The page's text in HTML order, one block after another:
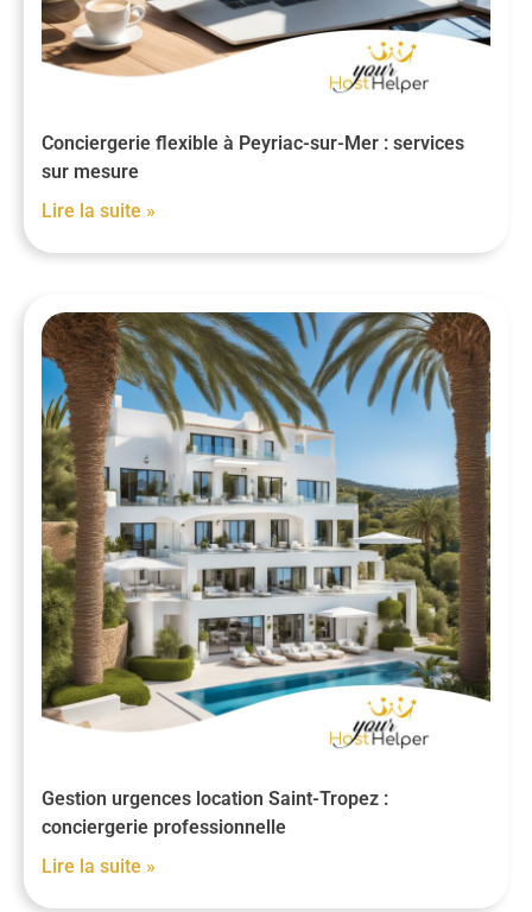
Conciergerie flexible à Peyriac-sur-Mer : services
sur mesure
Lire la suite »
Gestion urgences location Saint-Tropez :
conciergerie professionnelle
Lire la suite »